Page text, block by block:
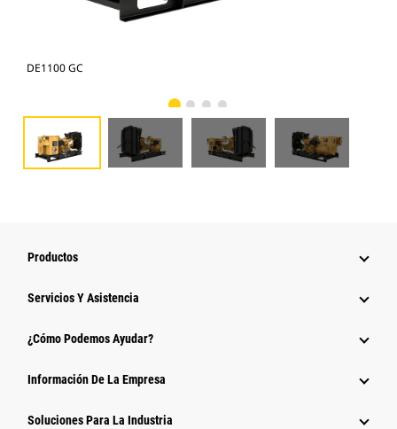
DE1100 GC
Productos
Servicios Y Asistencia
¿Cómo Podemos Ayudar?
Información De La Empresa
Soluciones Para La Industria